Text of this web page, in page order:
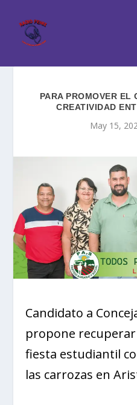
PARA PROMOVER EL
CREATIVIDAD
May 15,
Candidato a
propone
fiesta estudiantil
las carrozas en